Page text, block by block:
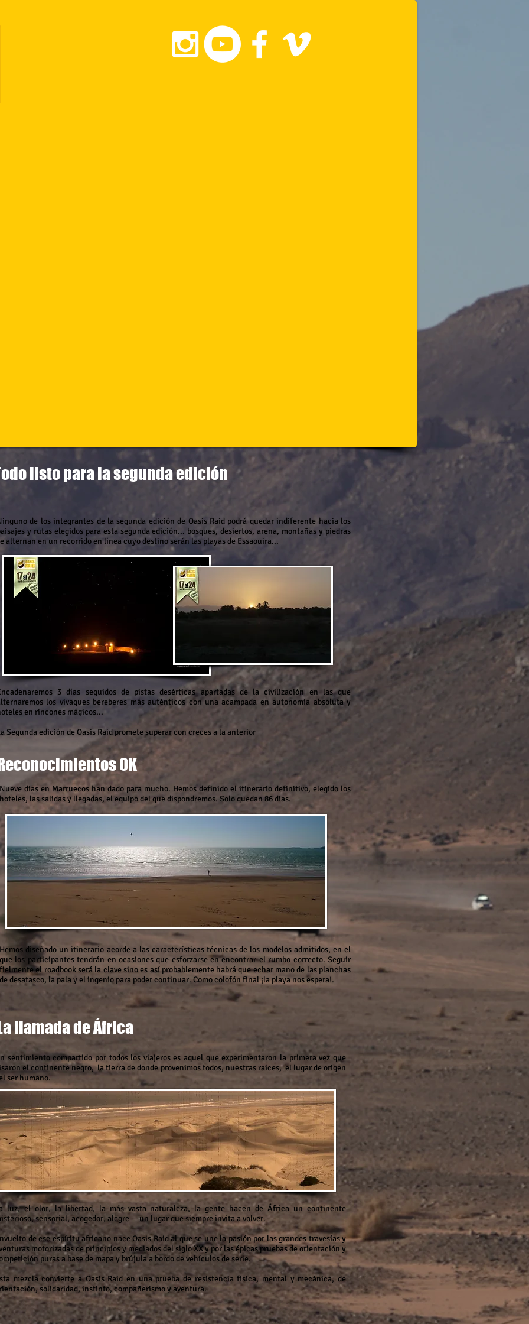
listo para la segunda edición
de los integrantes de la segunda edición de Oasis Raid podrá quedar indiferente hacia los
y rutas elegidos para esta segunda edición... bosques, desiertos, arena, montañas y piedras
alternan en un recorrido en línea cuyo destino serán las playas de Essaouira...
3 días seguidos de pistas desérticas apartadas de la civilización en las que
los vivaques bereberes más auténticos con una acampada en autonomía absoluta y
en rincones mágicos...
Segunda edición de Oasis Raid promete superar con creces a la anterior
OK
Nueve días en Marruecos han dado para mucho. Hemos definido el itinerario definitivo, elegido los
hoteles, las salidas y llegadas, el equipo del que dispondremos. Solo quedan 86 días.
Hemos diseñado un itinerario acorde a las características técnicas de los modelos admitidos, en el
que los participantes tendrán en ocasiones que esforzarse en encontrar el rumbo correcto. Seguir
fielmente el roadbook será la clave sino es así probablemente habrá que echar mano de las planchas
de desatasco, la pala y el ingenio para poder continuar. Como colofón final ¡la playa nos espera!.
llamada de África
sentimiento compartido por todos los viajeros es aquel que experimentaron la primera vez que
el continente negro, la tierra de donde provenimos todos, nuestras raíces, el lugar de origen
ser humano.
luz, el olor, la libertad, la más vasta naturaleza, la gente hacen de África un continente
sensorial, acogedor, alegre… un lugar que siempre invita a volver.
de ese espíritu africano nace Oasis Raid al que se une la pasión por las grandes travesías y
motorizadas de principios y mediados del siglo XX y por las épicas pruebas de orientación y
puras a base de mapa y brújula a bordo de vehículos de serie.
mezcla convierte a Oasis Raid en una prueba de resistencia física, mental y mecánica, de
solidaridad, instinto, compañerismo y aventura.